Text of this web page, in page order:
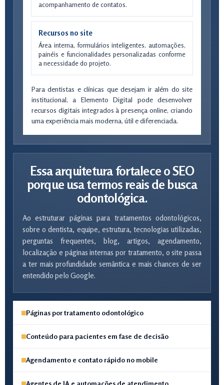
acompanhamento de contatos.
Recursos no site
Área interna, formulários inteligentes, automações,
painéis e funcionalidades personalizadas conforme
a necessidade do projeto.
Para dentistas e clínicas que desejam ir além do site
institucional, a Elemento Digital pode desenvolver
recursos digitais integrados à presença online, criando
uma experiência mais moderna, útil e diferenciada.
Essa arquitetura fortalece o SEO
porque usa termos reais de busca
odontológica.
Ao estruturar páginas para tratamentos odontológicos,
sobre o dentista, equipe, estrutura, tecnologias utilizadas,
perguntas frequentes, blog, artigos, agendamento,
localização e páginas internas por tratamento, o site passa
a ter mais profundidade semântica e mais chances de ser
entendido pelo Google.
Páginas por tratamento odontológico
Conteúdo para pacientes em fase de decisão
Agendamento e contato rápido no mobile
Agentes de IA e automações de atendimento